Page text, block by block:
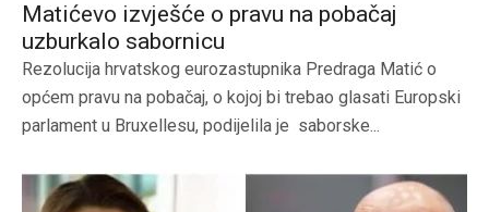
Matićevo izvješće o pravu na pobačaj
uzburkalo sabornicu
Rezolucija hrvatskog eurozastupnika Predraga Matić o
općem pravu na pobačaj, o kojoj bi trebao glasati Europski
parlament u Bruxellesu, podijelila je saborske...